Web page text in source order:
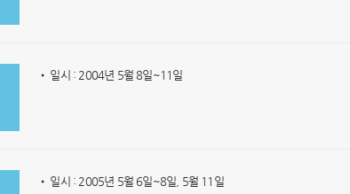
• 일시 : 2004년 5월 8일~11일
• 일시 : 2005년 5월 6일~8일, 5월 11일